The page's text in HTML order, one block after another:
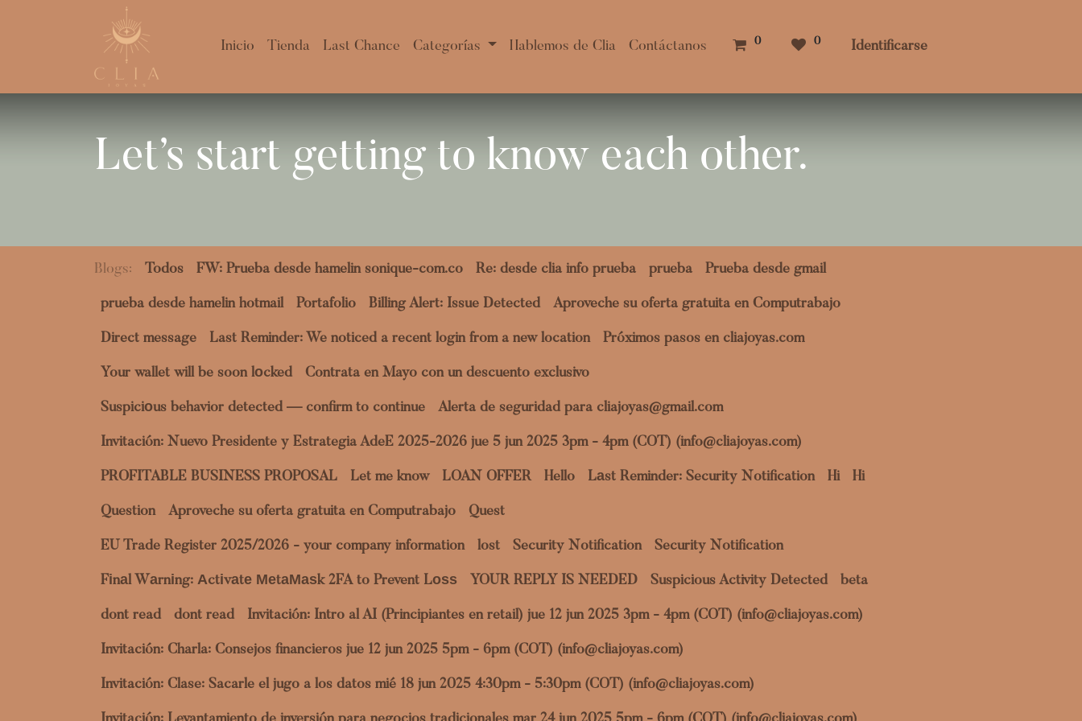
Inicio Tienda Last Chance Categorías Hablemos de Clia Contáctanos 0 0 Identificarse
Let’s start getting to know each other.
Blogs: Todos FW: Prueba desde hamelin sonique-com.co Re: desde clia info prueba prueba Prueba desde gmail
prueba desde hamelin hotmail Portafolio Billing Alert: Issue Detected Aproveche su oferta gratuita en Computrabajo
Direct message Last Reminder: We noticed a recent login from a new location Próximos pasos en cliajoyas.com
Your wallet will be soon lоcked Contrata en Mayo con un descuento exclusivo
Suspiciоus behavior detected — confirm to continue Alerta de seguridad para cliajoyas@gmail.com
Invitación: Nuevo Presidente y Estrategia AdeE 2025-2026 jue 5 jun 2025 3pm - 4pm (COT) (info@cliajoyas.com)
PROFITABLE BUSINESS PROPOSAL Let me know LOAN OFFER Hello Lаst Reminder: Security Notification Hi Hi
Question Aproveche su oferta gratuita en Computrabajo Quest
EU Trade Register 2025/2026 - your company information lost Security Notification Security Notification
Fіnаl Wаrnіng: Аctіvаtе МеtаМаѕk 2FA to Prevent Lоѕѕ YOUR REPLY IS NEEDED Suspicious Activity Detected beta
dont read dont read Invitación: Intro al AI (Principiantes en retail) jue 12 jun 2025 3pm - 4pm (COT) (info@cliajoyas.com)
Invitación: Charla: Consejos financieros jue 12 jun 2025 5pm - 6pm (COT) (info@cliajoyas.com)
Invitación: Clase: Sacarle el jugo a los datos mié 18 jun 2025 4:30pm - 5:30pm (COT) (info@cliajoyas.com)